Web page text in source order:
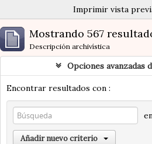
Imprimir vista
Mostrando 567
Descripción archivística
Opciones avanzadas
Encontrar resultados con :
Añadir nuevo criterio